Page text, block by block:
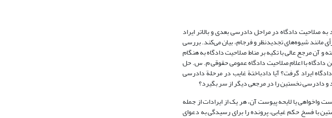
صلاحیت دادگاه در مراحل دادرسی بعدی و بالاتر ایراد
مانند شیوه‌های تجدیدنظر و فرجام، بیان می‌کند. بررسی
دیوان عالی کشور نیز مورد توجه قرار گرفته و آن مرجع عالی با تکیه بر مناط صلاحیت دادگاه به هنگام
دادگاه با اعلام صلاحیت دادگاه عمومی حقوقی م. س. حل
ایراد گرفت؟ آیا دادباختة غایب در مرحلة دادرسی
و دادرسی نخستین را در مرجعی دیگر از سر بگیرد؟
یا لایحه پیوست آن، هر یک از ایرادات از جمله
بند 1 ماده 371 ق.آ.د.م). در این صورت دادگاه نخستین با فسخ حکم غیابی، پرونده را برای رسیدگی به دعوای